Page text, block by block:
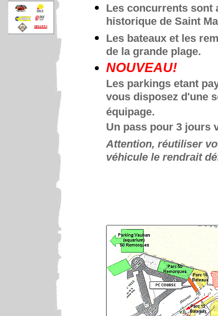
Les concurrents sont
historique de Saint
Les bateaux et les
de la grande plage.
NOUVEAU!
Les parkings etant
vous disposez d'une
équipage.
Un pass pour 3 jours
Attention, réutiliser
véhicule le rendrait